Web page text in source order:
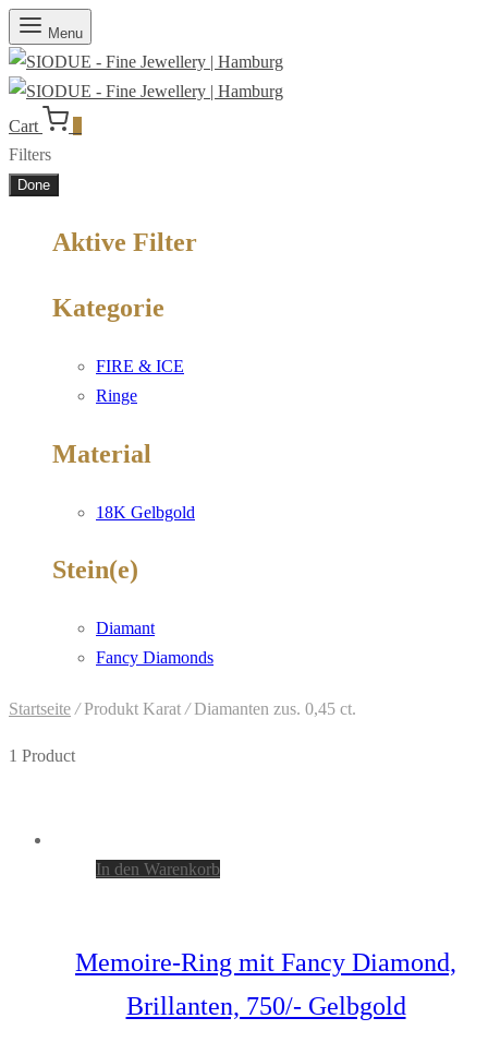
Menu
Cart
Filters
Done
Aktive Filter
Kategorie
FIRE & ICE
Ringe
Material
18K Gelbgold
Stein(e)
Diamant
Fancy Diamonds
Startseite /Produkt Karat /Diamanten zus. 0,45 ct.
1 Product
In den Warenkorb
Memoire-Ring mit Fancy Diamond,
Brillanten, 750/- Gelbgold